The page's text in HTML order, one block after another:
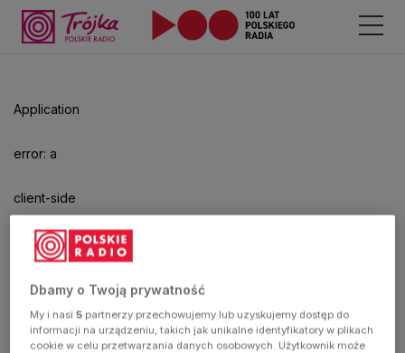
Application
error: a
client-side
exception
has
occurred
aby
odtwarzać.
Dbamy o Twoją prywatność
My i nasi5 partnerzy przechowujemy lub uzyskujemy dostęp do
informacji na urządzeniu, takich jak unikalne identyfikatory w plikach
cookie w celu przetwarzania danych osobowych. Użytkownik może